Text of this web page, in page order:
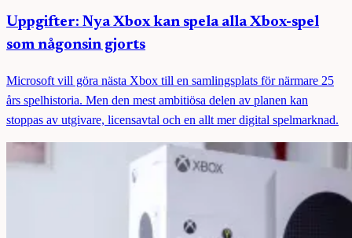
Uppgifter: Nya Xbox kan spela alla Xbox-spel
som någonsin gjorts
Microsoft vill göra nästa Xbox till en samlingsplats för närmare 25
års spelhistoria. Men den mest ambitiösa delen av planen kan
stoppas av utgivare, licensavtal och en allt mer digital spelmarknad.